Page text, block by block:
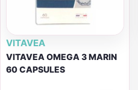
VITAVEA
VITAVEA OMEGA 3 MARIN
60 CAPSULES